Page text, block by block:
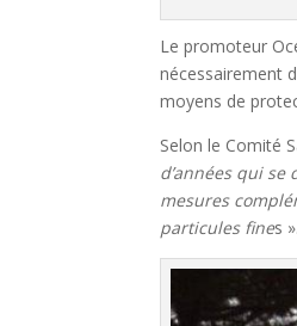
Le promoteur
nécessairement
moyens de
Selon le Comité
d’années qui
mesures
particules fines ».